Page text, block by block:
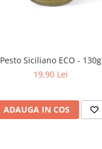
Pesto Siciliano ECO - 130g
19,90 Lei
ADAUGA IN COS